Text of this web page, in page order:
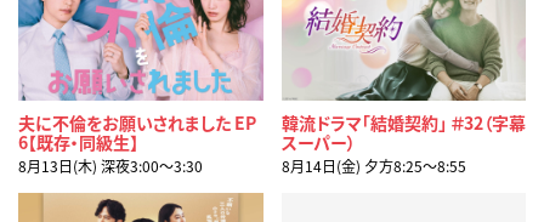
夫に不倫をお願いされました EP
6【既存・同級生】
8月13日(木) 深夜3:00〜3:30
韓流ドラマ「結婚契約」 ＃32（字幕
スーパー）
8月14日(金) 夕方8:25〜8:55